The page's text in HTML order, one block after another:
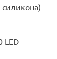
LED